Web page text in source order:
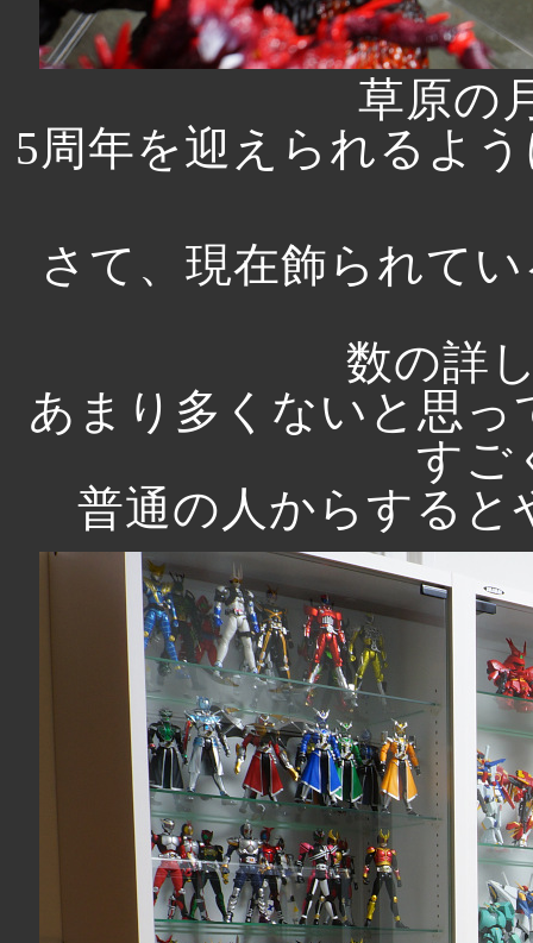
草原の
5周年を迎えられるよ
さて、現在飾られて
数の詳
あまり多くないと思
すご
普通の人からする